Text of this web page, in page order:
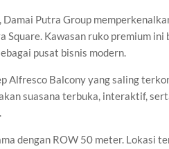
Damai Putra Group
Square. Kawasan ruko premium ini
pusat bisnis modern.
Alfresco Balcony yang saling
suasana terbuka, interaktif,
dengan ROW 50 meter. Lokasi